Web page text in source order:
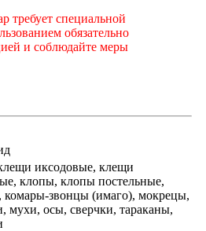
требует специальной
обязательно
и соблюдайте меры
иксодовые, клещи
клопы, клопы постельные,
комары-звонцы (имаго), мокрецы,
мухи, осы, сверчки, тараканы,